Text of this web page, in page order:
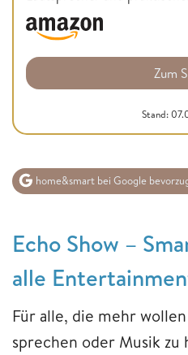
Zum
Stand:
home&smart bei Google
Echo Show –
alle
Für alle, die mehr
sprechen oder Musik zu